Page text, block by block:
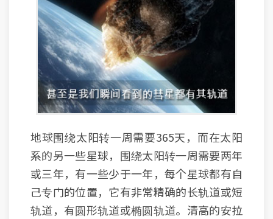
地球围绕太阳转一周需要365天，而在太阳
系的另一些星球，围绕太阳转一周需要两年
或三年，有一些少于一年，每个星球都有自
己专门的位置，它有非常精确的长轨道或短
轨道，有圆形轨道或椭圆轨道。清高的安拉